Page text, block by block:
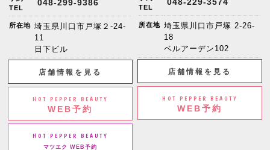
TEL
048-299-9386
所在地 埼玉県川口市戸塚２-24-
11
日下ビル
店舗情報を見る
HOT PEPPER BEAUTY
WEB予約
HOT PEPPER BEAUTY
マツエク WEB予約
TEL
048-229-3574
所在地 埼玉県川口市戸塚 2-26-
18
ベルアーデン102
店舗情報を見る
HOT PEPPER BEAUTY
WEB予約